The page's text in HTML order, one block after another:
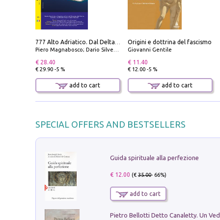
Piero Magnabosco; Dario Silvestro; Marco Sbrizzi
€ 28.40
€ 29.90 -5 %
add to cart
Origini e dottrina del fascismo
Giovanni Gentile
€ 11.40
€ 12.00 -5 %
add to cart
SPECIAL OFFERS AND BESTSELLERS
Guida spirituale alla perfezione
€ 12.00 (€35.00- 66%)
add to cart